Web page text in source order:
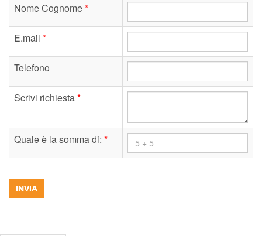
Nome Cognome*
E.mail *
Telefono
Scrivi richiesta*
Quale è la somma di: *
INVIA